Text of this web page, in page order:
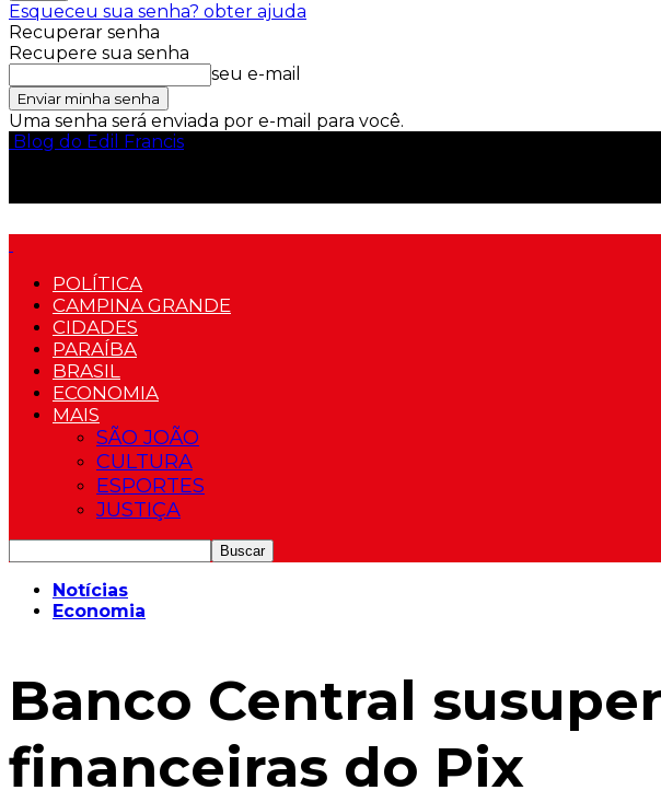
Esqueceu sua senha? obter ajuda
Recuperar senha
Recupere sua senha
seu e-mail
Uma senha será enviada por e-mail para você.
Blog do Edil Francis
POLÍTICA
CAMPINA GRANDE
CIDADES
PARAÍBA
BRASIL
ECONOMIA
MAIS
SÃO JOÃO
CULTURA
ESPORTES
JUSTIÇA
Notícias
Economia
Banco Central
financeiras do Pix